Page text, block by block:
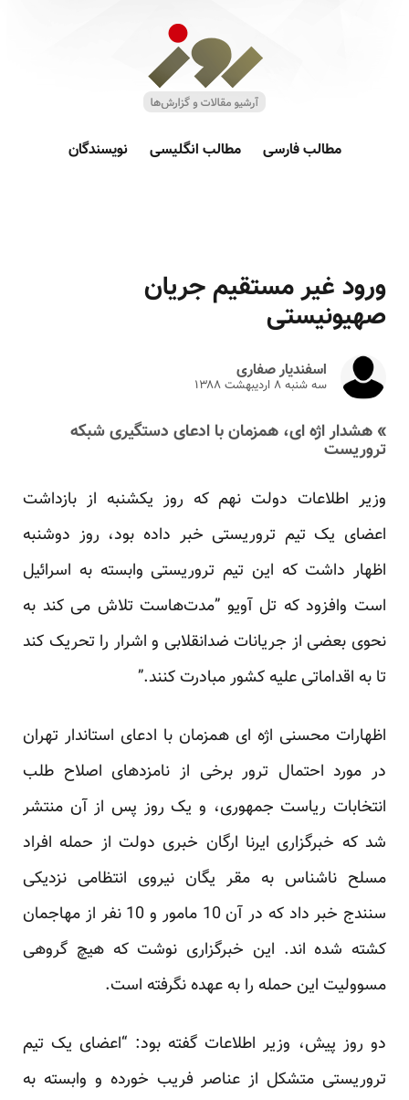
مطالب فارسی مطالب انگلیسی نویسندگان
ورود غیر مستقیم جریان
صهیونیستی
اسفندیار صفاری
سه شنبه ۸ ارديبهشت ۱۳۸۸
» هشدار اژه ای، همزمان با ادعای دستگیری شبکه
تروریست
وزیر اطلاعات دولت نهم که روز یکشنبه از بازداشت
اعضای یک تیم تروریستی خبر داده بود، روز دوشنبه
‏اظهار داشت که‎ ‎این تیم تروریستی وابسته به اسرائیل
است وافزود که تل آویو‎ ‎‏”مدت‌هاست تلاش می کند به
نحوی ‏بعضی از جریانات ضدانقلابی و اشرار را تحریک کند
تا به اقداماتی علیه کشور مبادرت کنند‎.‎‏”‏
اظهارات محسنی اژه ای همزمان با ادعای استاندار تهران
در مورد احتمال ترور برخی از نامزدهای اصلاح طلب
‏انتخابات ریاست جمهوری، و یک روز پس از آن منتشر
شد که خبرگزاری ایرنا ارگان خبری دولت از حمله افراد
‏مسلح ناشناس به مقر یگان نیروی انتظامی نزدیکی
سنندج خبر داد که در آن 10 مامور و 10 نفر از مهاجمان
‏کشته شده اند.‏‎ ‎این خبرگزاری نوشت که‎ ‎هیچ گروهی
مسوولیت این حمله را به عهده نگرفته است.‏
دو روز پیش، وزیر اطلاعات گفته بود: “اعضای یک تیم
تروریستی متشکل از عناصر فریب خورده و وابسته به